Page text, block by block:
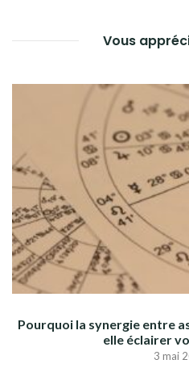
Vous
Pourquoi la synergie entre
elle éclairer
3 mai